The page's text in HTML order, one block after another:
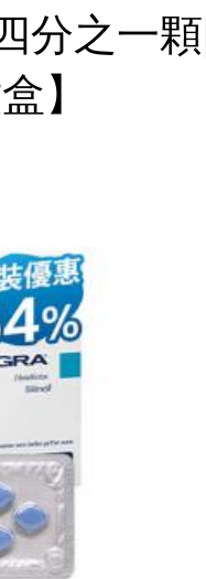
分之一
】